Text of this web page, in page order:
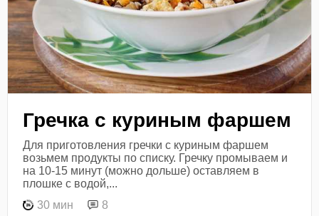
Гречка с куриным фаршем
Для приготовления гречки с куриным фаршем
возьмем продукты по списку. Гречку промываем и
на 10-15 минут (можно дольше) оставляем в
плошке с водой,...
30 мин
8